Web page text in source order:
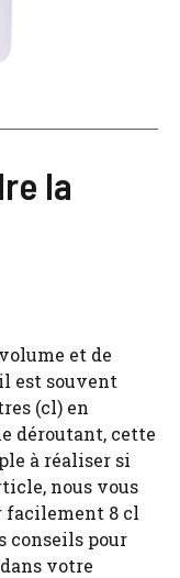
la
et de
est souvent
(cl) en
déroutant, cette
à réaliser si
nous vous
facilement 8 cl
conseils pour
votre